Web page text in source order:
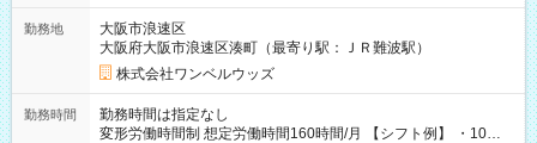
勤務地
大阪市浪速区
大阪府大阪市浪速区湊町（最寄り駅：ＪＲ難波駅）
株式会社ワンベルウッズ
勤務時間
勤務時間は指定なし
変形労働時間制 想定労働時間160時間/月 【シフト例】 ・10：